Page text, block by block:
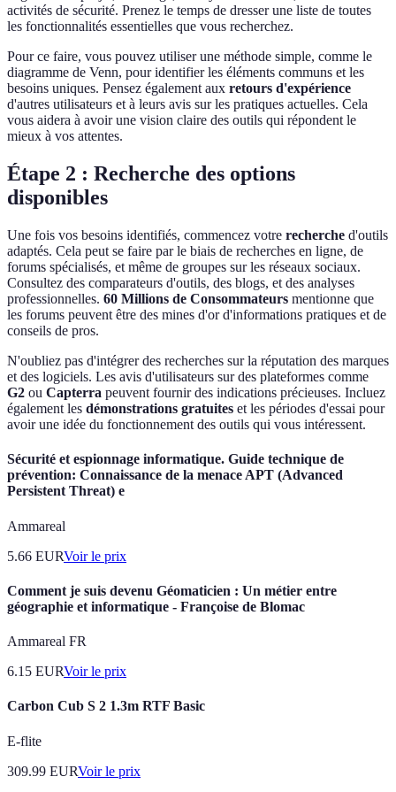
activités de sécurité. Prenez le temps de dresser une liste de toutes
les fonctionnalités essentielles que vous recherchez.
Pour ce faire, vous pouvez utiliser une méthode simple, comme le
diagramme de Venn, pour identifier les éléments communs et les
besoins uniques. Pensez également aux retours d'expérience
d'autres utilisateurs et à leurs avis sur les pratiques actuelles. Cela
vous aidera à avoir une vision claire des outils qui répondent le
mieux à vos attentes.
Étape 2 : Recherche des options
disponibles
Une fois vos besoins identifiés, commencez votre recherche d'outils
adaptés. Cela peut se faire par le biais de recherches en ligne, de
forums spécialisés, et même de groupes sur les réseaux sociaux.
Consultez des comparateurs d'outils, des blogs, et des analyses
professionnelles. 60 Millions de Consommateurs mentionne que
les forums peuvent être des mines d'or d'informations pratiques et de
conseils de pros.
N'oubliez pas d'intégrer des recherches sur la réputation des marques
et des logiciels. Les avis d'utilisateurs sur des plateformes comme
G2 ou Capterra peuvent fournir des indications précieuses. Incluez
également les démonstrations gratuites et les périodes d'essai pour
avoir une idée du fonctionnement des outils qui vous intéressent.
Sécurité et espionnage informatique. Guide technique de
prévention: Connaissance de la menace APT (Advanced
Persistent Threat) e
Ammareal
5.66 EURVoir le prix
Comment je suis devenu Géomaticien : Un métier entre
géographie et informatique - Françoise de Blomac
Ammareal FR
6.15 EURVoir le prix
Carbon Cub S 2 1.3m RTF Basic
E-flite
309.99 EURVoir le prix